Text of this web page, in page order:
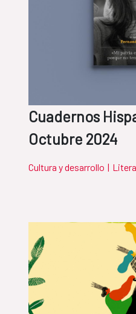
Cuadernos
Octubre 2024
Cultura y desarrollo |